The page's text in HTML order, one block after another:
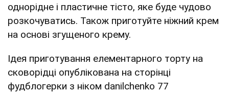
однорідне і пластичне тісто, яке буде чудово
розкочуватись. Також приготуйте ніжний крем
на основі згущеного крему.
Ідея приготування елементарного торту на
сковорідці опублікована на сторінці
фудблогерки з ніком danilchenko 77